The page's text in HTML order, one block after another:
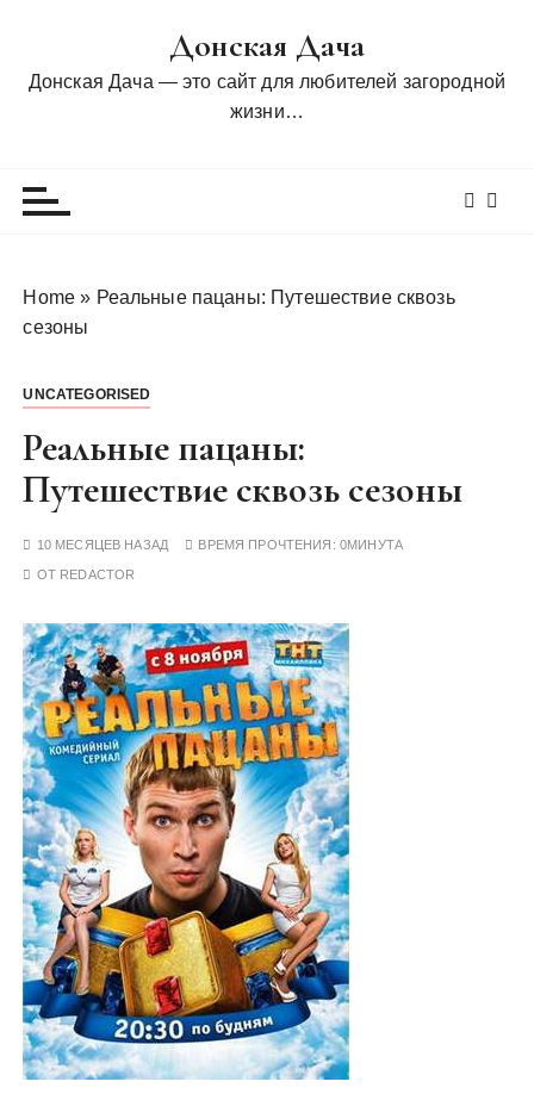
Донская Дача
Донская Дача — это сайт для любителей загородной
жизни…
Home » Реальные пацаны: Путешествие сквозь
сезоны
UNCATEGORISED
Реальные пацаны:
Путешествие сквозь сезоны
10 МЕСЯЦЕВ НАЗАД ВРЕМЯ ПРОЧТЕНИЯ: 0МИНУТА
ОТ REDACTOR